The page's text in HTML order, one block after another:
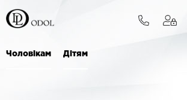
Чоловікам Дітям